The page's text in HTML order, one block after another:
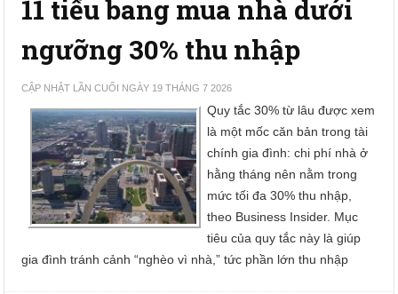
11 tiểu bang mua nhà dưới
ngưỡng 30% thu nhập
CẬP NHẬT LẦN CUỐI NGÀY 19 THÁNG 7 2026
Quy tắc 30% từ lâu được xem
là một mốc căn bản trong tài
chính gia đình: chi phí nhà ở
hằng tháng nên nằm trong
mức tối đa 30% thu nhập,
theo Business Insider. Mục
tiêu của quy tắc này là giúp
gia đình tránh cảnh “nghèo vì nhà,” tức phần lớn thu nhập